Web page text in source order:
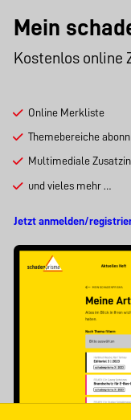
Mein
Kostenlos online
Online Merkliste
Themebereiche
Multimediale
und vieles mehr …
Jetzt anmelden/